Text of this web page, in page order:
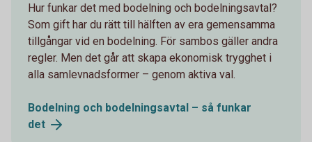
Hur funkar det med bodelning och bodelningsavtal?
Som gift har du rätt till hälften av era gemensamma
tillgångar vid en bodelning. För sambos gäller andra
regler. Men det går att skapa ekonomisk trygghet i
alla samlevnadsformer – genom aktiva val.
Bodelning och bodelningsavtal – så funkar
det